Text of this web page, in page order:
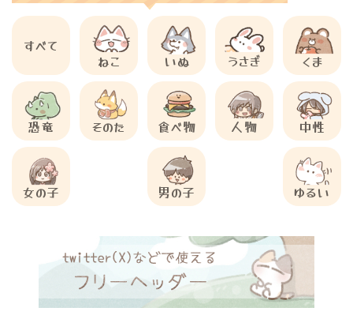
すべて
ねこ
いぬ うさぎ くま
恐竜 そのた 食べ物 人物 中性
女の子 男の子 ゆるい